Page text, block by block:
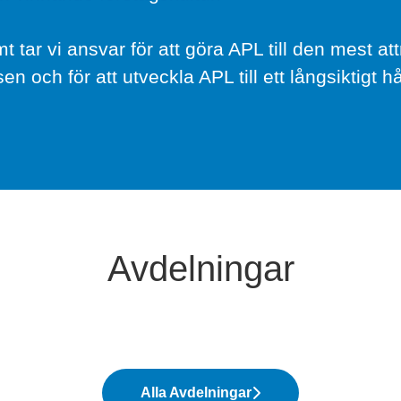
tar vi ansvar för att göra APL till den mest
och för att utveckla APL till ett långsiktigt
Avdelningar
Alla Avdelningar